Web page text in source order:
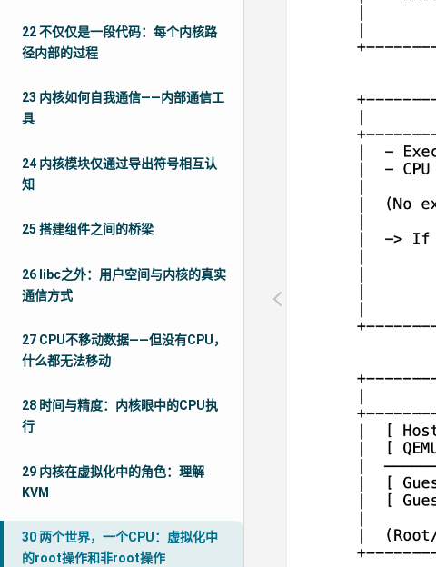
22 不仅仅是一段代码：每个内核路
径内部的过程
23 内核如何自我通信——内部通信工
具
24 内核模块仅通过导出符号相互认
知
25 搭建组件之间的桥梁
26 libc之外：用户空间与内核的真实
通信方式
27 CPU不移动数据——但没有CPU，
什么都无法移动
28 时间与精度：内核眼中的CPU执
行
29 内核在虚拟化中的角色：理解
KVM
30 两个世界，一个CPU：虚拟化中
的root操作和非root操作